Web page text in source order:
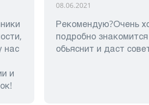
нас
и
08.06.2021
Рекомендую?Очень
подробно
обьяснит и даст